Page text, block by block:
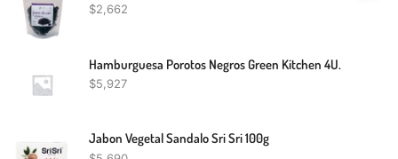
$2,662
Hamburguesa Porotos Negros Green Kitchen 4U.
$5,927
Jabon Vegetal Sandalo Sri Sri 100g